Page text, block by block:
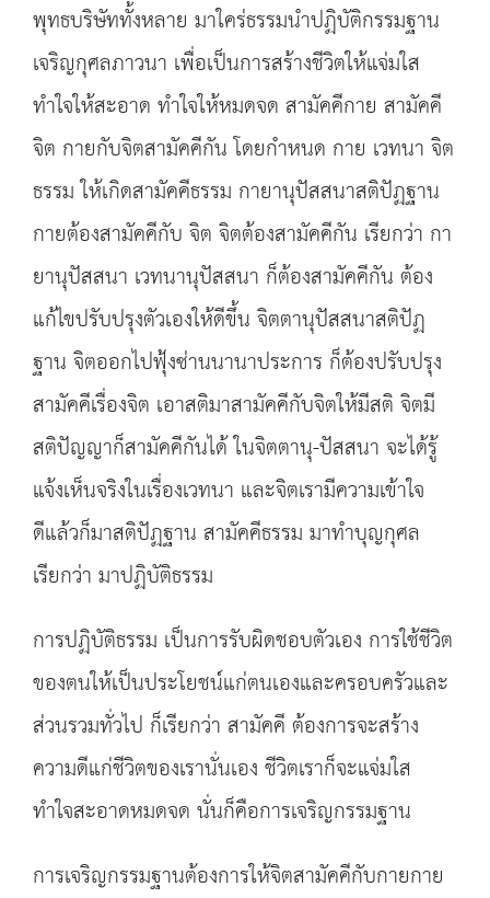
พุทธบริษัททั้งหลาย มาใคร่ธรรมนำปฏิบัติกรรมฐาน
เจริญกุศลภาวนา เพื่อเป็นการสร้างชีวิตให้แจ่มใส
ทำใจให้สะอาด ทำใจให้หมดจด สามัคคีกาย สามัคคี
จิต กายกับจิตสามัคคีกัน โดยกำหนด กาย เวทนา จิต
ธรรม ให้เกิดสามัคคีธรรม กายานุปัสสนาสติปัฏฐาน
กายต้องสามัคคีกับ จิต จิตต้องสามัคคีกัน เรียกว่า กา
ยานุปัสสนา เวทนานุปัสสนา ก็ต้องสามัคคีกัน ต้อง
แก้ไขปรับปรุงตัวเองให้ดีขึ้น จิตตานุปัสสนาสติปัฏ
ฐาน จิตออกไปฟุ้งซ่านนานาประการ ก็ต้องปรับปรุง
สามัคคีเรื่องจิต เอาสติมาสามัคคีกับจิตให้มีสติ จิตมี
สติปัญญาก็สามัคคีกันได้ ในจิตตานุ-ปัสสนา จะได้รู้
แจ้งเห็นจริงในเรื่องเวทนา และจิตเรามีความเข้าใจ
ดีแล้วก็มาสติปัฏฐาน สามัคคีธรรม มาทำบุญกุศล
เรียกว่า มาปฏิบัติธรรม
การปฏิบัติธรรม เป็นการรับผิดชอบตัวเอง การใช้ชีวิต
ของตนให้เป็นประโยชน์แก่ตนเองและครอบครัวและ
ส่วนรวมทั่วไป ก็เรียกว่า สามัคคี ต้องการจะสร้าง
ความดีแก่ชีวิตของเรานั่นเอง ชีวิตเราก็จะแจ่มใส
ทำใจสะอาดหมดจด นั่นก็คือการเจริญกรรมฐาน
การเจริญกรรมฐานต้องการให้จิตสามัคคีกับกายกาย